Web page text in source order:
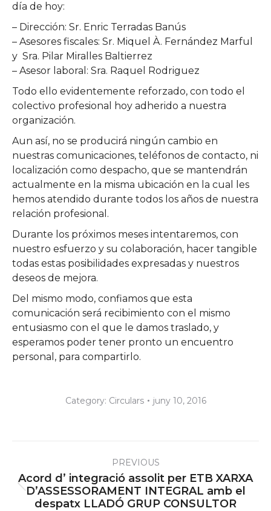
día de hoy:
– Dirección: Sr. Enric Terradas Banús
– Asesores fiscales: Sr. Miquel À. Fernández Marful
y Sra. Pilar Miralles Baltierrez
– Asesor laboral: Sra. Raquel Rodriguez
Todo ello evidentemente reforzado, con todo el
colectivo profesional hoy adherido a nuestra
organización.
Aun así, no se producirá ningún cambio en
nuestras comunicaciones, teléfonos de contacto, ni
localización como despacho, que se mantendrán
actualmente en la misma ubicación en la cual les
hemos atendido durante todos los años de nuestra
relación profesional.
Durante los próximos meses intentaremos, con
nuestro esfuerzo y su colaboración, hacer tangible
todas estas posibilidades expresadas y nuestros
deseos de mejora.
Del mismo modo, confiamos que esta
comunicación será recibimiento con el mismo
entusiasmo con el que le damos traslado, y
esperamos poder tener pronto un encuentro
personal, para compartirlo.
Category: Circulars juny 10, 2016
navigationPREVIOUS
Previous
post:
Acord d’ integració assolit per ETB XARXA
D’ASSESSORAMENT INTEGRAL amb el
despatx LLADÓ GRUP CONSULTOR